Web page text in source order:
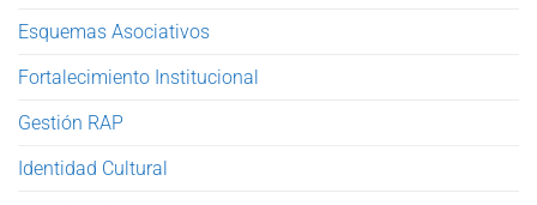
Esquemas Asociativos
Fortalecimiento Institucional
Gestión RAP
Identidad Cultural